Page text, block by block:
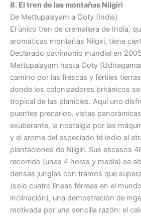
8. El tren de las montañas Nilgiri
De Mettupalayam a Ooty (India)
El único tren de cremallera de India,
aromáticas montañas Nilgiri, tiene
Declarado patrimonio mundial en
Mettupalayam hasta Ooty
camino por las frescas y fértiles
donde los colonizadores británicos
tropical de las planicies. Aquí uno
puentes precarios, vistas
exuberante, la nostalgia por las
y el aroma del especiado té indio al
plantaciones de Nilgiri. Sus escasos
recorrido (unas 4 horas y media) se
densas junglas con tramos que
(solo cuatro líneas férreas en el
inclinación), una demostración de
motivada por una sencilla razón: el